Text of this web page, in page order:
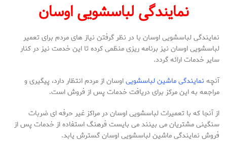
نمایندگی لباسشویی اوسان
نمایندگی لباسشویی اوسان با در نظر گرفتن نیاز های مردم برای تعمیر
لباسشویی اوسان نیز برنامه ریزی منظمی کرده تا این خدمت نیز در کنار
سایر خدمات ارائه گردد.
آنچه نمایندگی ماشین لباسشوییاوسان از مردم انتظار دارد، پیگیری و
مراجعه به این مرکز برای دریافت خدمات پس از فروش است.
از آنجا که با تعمیرات لباسشویی اوسان در مراکز غیر حرفه ای ضربات
سنگینی مشتریان می بینند می بایست فرهنگ استفاده از خدمات پس از
فروش نمایندگی ماشین لباسشویی اوسان گسترش یابد.